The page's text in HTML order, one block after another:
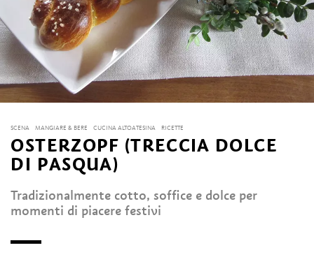
SCENA MANGIARE & BERE CUCINA ALTOATESINA RICETTE
OSTERZOPF (TRECCIA DOLCE
DI PASQUA)
Tradizionalmente cotto, soffice e dolce per
momenti di piacere festivi